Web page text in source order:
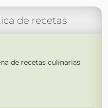
de recetas
de recetas culinarias